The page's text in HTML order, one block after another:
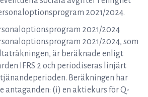
2021/2024.
2021/2024
2021/2024, som
är beräknade enligt
IFRS 2 och periodiseras linjärt
Beräkningen har
antaganden: (i) en aktiekurs för Q-